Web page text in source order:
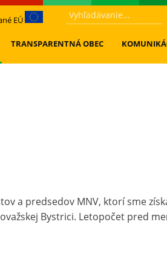
EÚ
TRANSPARENTNÁ OBEC
a predsedov MNV, ktorí sme
Bystrici. Letopočet pred